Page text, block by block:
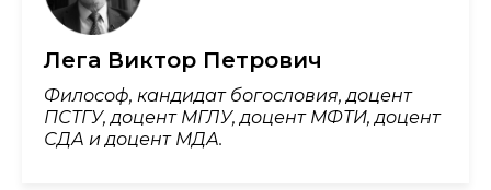
Лега Виктор Петрович
Философ, кандидат богословия, доцент
ПСТГУ, доцент МГЛУ, доцент МФТИ, доцент
СДА и доцент МДА.